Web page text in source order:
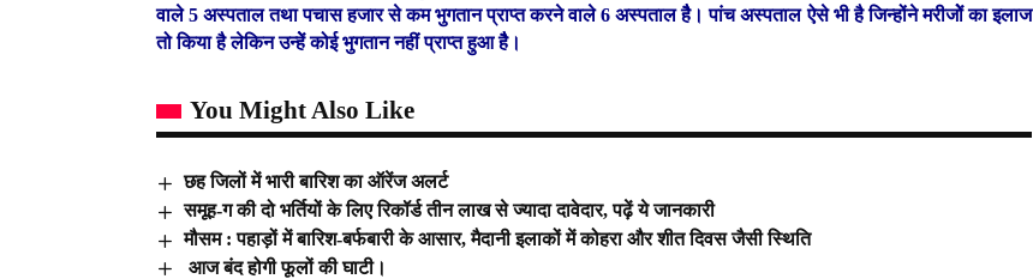
वाले 5 अस्पताल तथा पचास हजार से कम भुगतान प्राप्त करने वाले 6 अस्पताल हैै। पांच अस्पताल ऐसे भी है जिन्होंने मरीजोें का इलाज
तो किया है लेकिन उन्हेें कोई भुगतान नहीं प्राप्त हुआ हैै।
You Might Also Like
छह जिलों में भारी बारिश का ऑरेंज अलर्ट
समूह-ग की दो भर्तियों के लिए रिकॉर्ड तीन लाख से ज्यादा दावेदार, पढ़ें ये जानकारी
मौसम : पहाड़ों में बारिश-बर्फबारी के आसार, मैदानी इलाकों में कोहरा और शीत दिवस जैसी स्थिति
आज बंद होगी फूलों की घाटी।